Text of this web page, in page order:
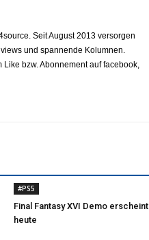
Seit August 2013 versorgen
und spannende Kolumnen.
bzw. Abonnement auf facebook,
#PS5
Final Fantasy XVI Demo erscheint
heute